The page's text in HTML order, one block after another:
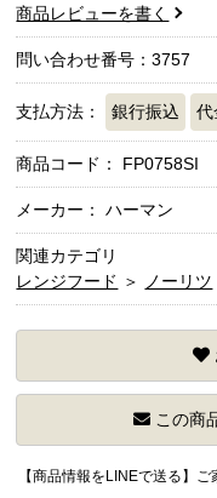
商品レビューを書く
問い合わせ番号：3757
支払方法： 銀行振込 代
商品コード： FP0758SI
メーカー： ハーマン
関連カテゴリ
レンジフード ＞ ノーリツ
この商
【商品情報をLINEで送る】